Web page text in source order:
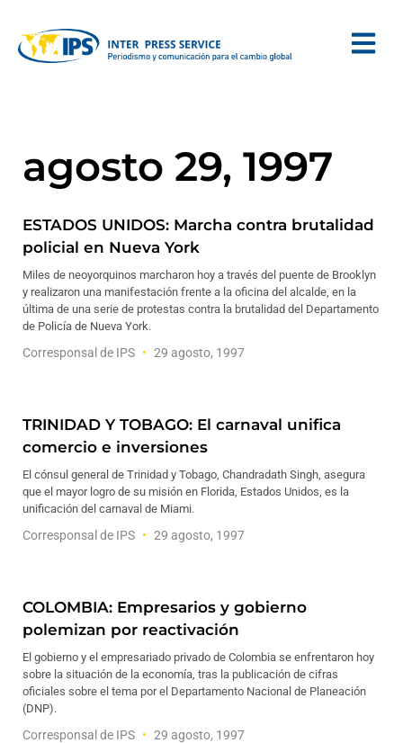
agosto 29, 1997
ESTADOS UNIDOS: Marcha contra brutalidad
policial en Nueva York
Miles de neoyorquinos marcharon hoy a través del puente de Brooklyn
y realizaron una manifestación frente a la oficina del alcalde, en la
última de una serie de protestas contra la brutalidad del Departamento
de Policía de Nueva York.
Corresponsal de IPS 29 agosto, 1997
TRINIDAD Y TOBAGO: El carnaval unifica
comercio e inversiones
El cónsul general de Trinidad y Tobago, Chandradath Singh, asegura
que el mayor logro de su misión en Florida, Estados Unidos, es la
unificación del carnaval de Miami.
Corresponsal de IPS 29 agosto, 1997
COLOMBIA: Empresarios y gobierno
polemizan por reactivación
El gobierno y el empresariado privado de Colombia se enfrentaron hoy
sobre la situación de la economía, tras la publicación de cifras
oficiales sobre el tema por el Departamento Nacional de Planeación
(DNP).
Corresponsal de IPS 29 agosto, 1997